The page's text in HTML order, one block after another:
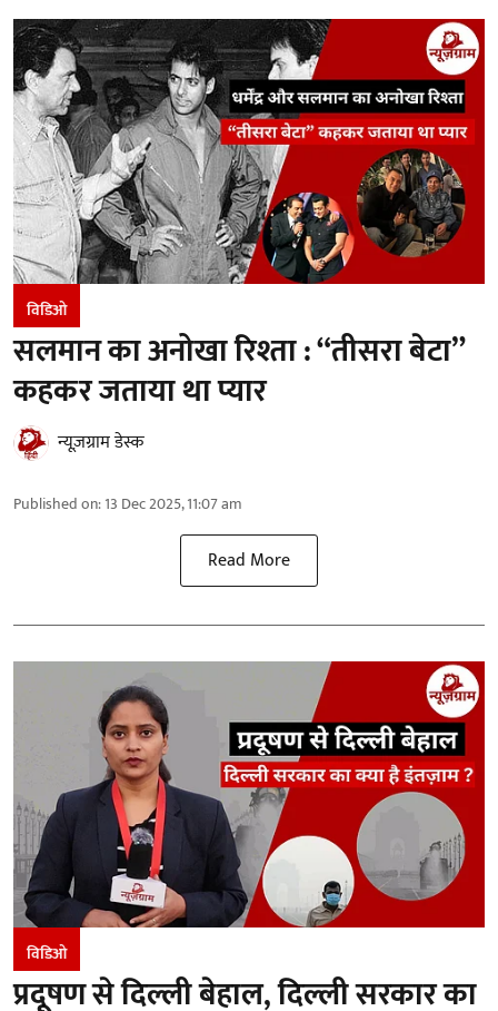
विडिओ
सलमान का अनोखा रिश्ता : “तीसरा बेटा”
कहकर जताया था प्यार
न्यूज़ग्राम डेस्क
Published on:13 Dec 2025, 11:07 am
Read More
विडिओ
प्रदूषण से दिल्ली बेहाल, दिल्ली सरकार का